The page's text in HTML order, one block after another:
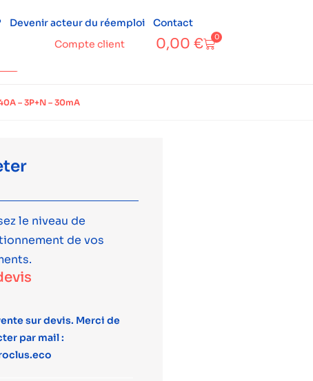
Devenir acteur du réemploi
Contact
Compte client 0,00 € 0
– 3P+N – 30mA
le niveau de
de vos
sur devis. Merci de
par mail :